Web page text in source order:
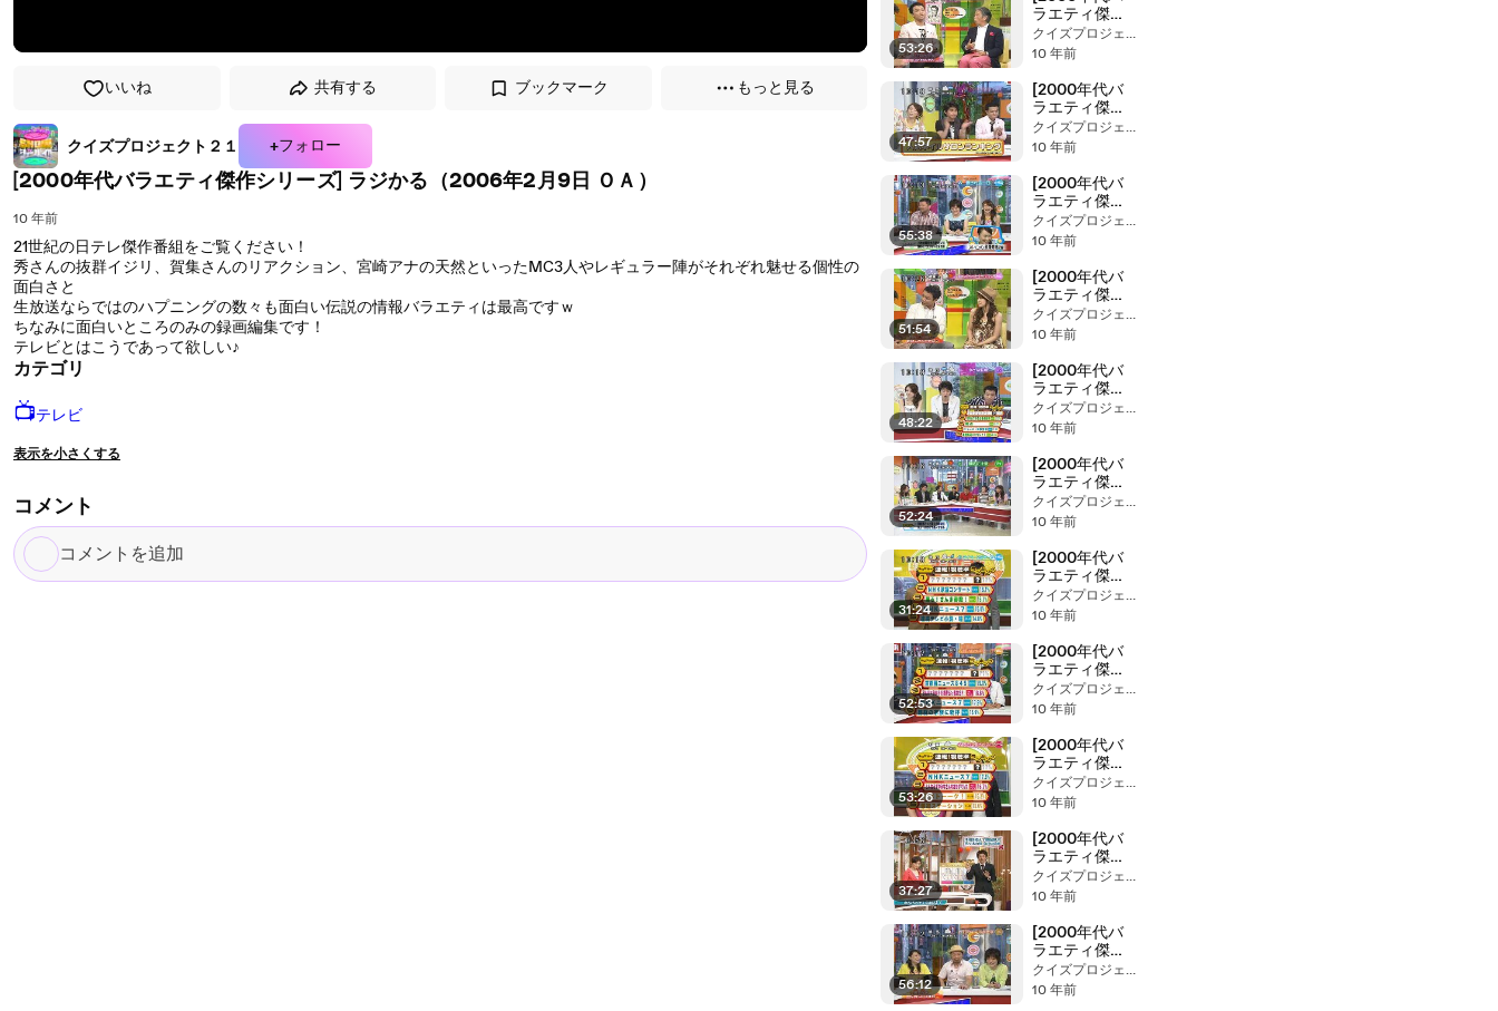
いいね 共有する ブックマーク もっと見る
クイズプロジェクト２１
+フォロー
[2000年代バラエティ傑作シリーズ] ラジかる（2006年2月9日 ＯＡ）
10 年前
21世紀の日テレ傑作番組をご覧ください！
秀さんの抜群イジリ、賀集さんのリアクション、宮崎アナの天然といったMC3人やレギュラー陣がそれぞれ魅せる個性の
面白さと
生放送ならではのハプニングの数々も面白い伝説の情報バラエティは最高ですｗ
ちなみに面白いところのみの録画編集です！
テレビとはこうであって欲しい♪
カテゴリ
📺テレビ
表示を小さくする
コメント
コ
メ
53:26
ラエティ傑作
シリーズ] ラジ
かる（2008年
クイズプロジェクト２１
10 年前
47:57
[2000年代バ
ラエティ傑作
シリーズ] ラジ
かる（2008年
クイズプロジェクト２１
10 年前
55:38
[2000年代バ
ラエティ傑作
シリーズ] ラジ
かる（2008年
クイズプロジェクト２１
10 年前
51:54
[2000年代バ
ラエティ傑作
シリーズ] ラジ
かる（2008年
クイズプロジェクト２１
10 年前
48:22
[2000年代バ
ラエティ傑作
シリーズ] ラジ
かる（2008年
Ａ）
クイズプロジェクト２１
10 年前
52:24
[2000年代バ
ラエティ傑作
シリーズ] ラジ
かる（2008年
Ａ）
クイズプロジェクト２１
10 年前
31:24
[2000年代バ
ラエティ傑作
シリーズ] ラジ
かる（2008年
Ａ）
クイズプロジェクト２１
10 年前
52:53
[2000年代バ
ラエティ傑作
シリーズ] ラジ
かる（2008年
Ａ）
クイズプロジェクト２１
10 年前
53:26
[2000年代バ
ラエティ傑作
シリーズ] ラジ
かる（2008年
Ａ）
クイズプロジェクト２１
10 年前
37:27
[2000年代バ
ラエティ傑作
シリーズ] アナ
☆パラ（2008
Ａ）
クイズプロジェクト２１
10 年前
56:12
[2000年代バ
ラエティ傑作
シリーズ] ラジ
かる（2008年
クイズプロジェクト２１
10 年前